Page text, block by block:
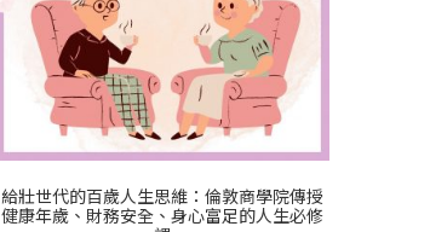
給壯世代的百歲人生思維：倫敦商學院傳授
健康年歲、財務安全、身心富足的人生必修